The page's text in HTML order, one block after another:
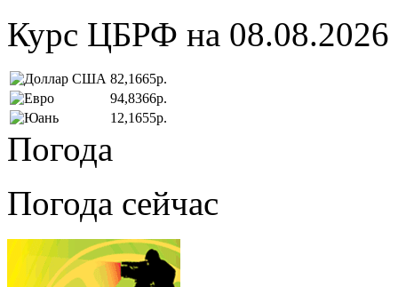
Курс ЦБРФ на 08.08.2026
82,1665р.
94,8366р.
12,1655р.
Погода
Погода сейчас